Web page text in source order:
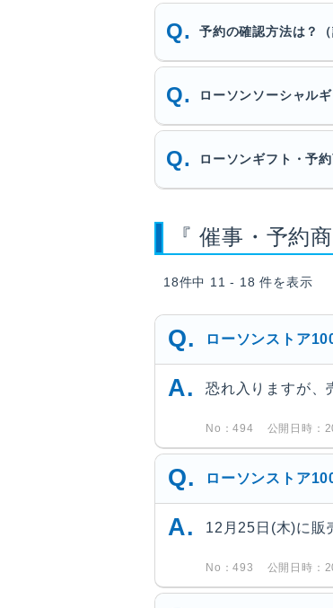
予約の確認方法は？
ローソンソーシャル
ローソンギフト・予
『 催事・予約
18件中 11 - 18 件を表示
ローソンストア
恐れ入りますが、
No：494 公開日時：
ローソンストア
12月25日(木)に販
No：493 公開日時：